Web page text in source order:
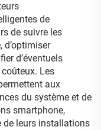
de
de suivre les
d’optimiser
d’éventuels
Les
aux
du système et de
smartphone,
leurs installations